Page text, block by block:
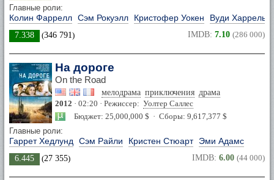
Главные роли:
Колин Фаррелл Сэм Рокуэлл Кристофер Уокен Вуди
7.338 (346 791) IMDB: 7.10 (286 000)
На дороге
On the Road
мелодрама приключения драма
2012 · 02:20 · Режиссер: Уолтер Саллес
Бюджет: 25,000,000 $ · Сборы: 9,617,377 $
Главные роли:
Гаррет Хедлунд Сэм Райли Кристен Стюарт Эми Адамс
6.445 (27 355) IMDB: 6.00 (44 000)